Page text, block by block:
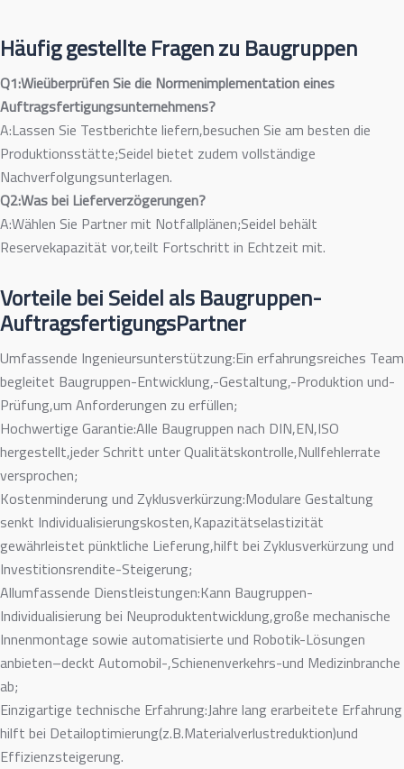
Häufig gestellte Fragen zu Baugruppen
Q1:Wieüberprüfen Sie die Normenimplementation eines
Auftragsfertigungsunternehmens?
A:Lassen Sie Testberichte liefern,besuchen Sie am besten die
Produktionsstätte;Seidel bietet zudem vollständige
Nachverfolgungsunterlagen.
Q2:Was bei Lieferverzögerungen?
A:Wählen Sie Partner mit Notfallplänen;Seidel behält
Reservekapazität vor,teilt Fortschritt in Echtzeit mit.
Vorteile bei Seidel als Baugruppen-
AuftragsfertigungsPartner
Umfassende Ingenieursunterstützung:Ein erfahrungsreiches Team
begleitet Baugruppen-Entwicklung,-Gestaltung,-Produktion und-
Prüfung,um Anforderungen zu erfüllen;
Hochwertige Garantie:Alle Baugruppen nach DIN,EN,ISO
hergestellt,jeder Schritt unter Qualitätskontrolle,Nullfehlerrate
versprochen;
Kostenminderung und Zyklusverkürzung:Modulare Gestaltung
senkt Individualisierungskosten,Kapazitätselastizität
gewährleistet pünktliche Lieferung,hilft bei Zyklusverkürzung und
Investitionsrendite-Steigerung;
Allumfassende Dienstleistungen:Kann Baugruppen-
Individualisierung bei Neuproduktentwicklung,große mechanische
Innenmontage sowie automatisierte und Robotik-Lösungen
anbieten–deckt Automobil-,Schienenverkehrs-und Medizinbranche
ab;
Einzigartige technische Erfahrung:Jahre lang erarbeitete Erfahrung
hilft bei Detailoptimierung(z.B.Materialverlustreduktion)und
Effizienzsteigerung.